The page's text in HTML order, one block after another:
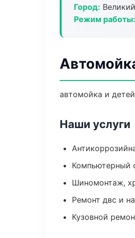
Город:
Режим работы:
автомойка и
Наши услуги
Компьютерный
Шиномонтаж,
Ремонт двс и
Кузовной